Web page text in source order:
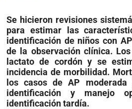
Se hicieron revisiones
para estimar las
identificación de niños con
de la observación clínica.
lactato de cordón y se
incidencia de morbilidad.
los casos de AP
identificación y manejo
identificación tardía.